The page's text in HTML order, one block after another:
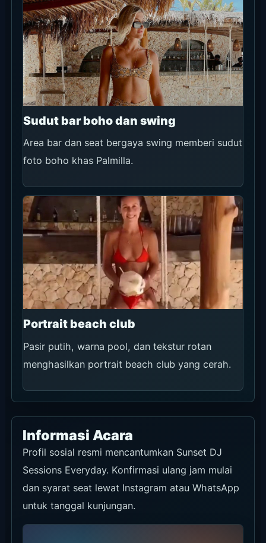
Sudut bar boho dan swing
Area bar dan seat bergaya swing memberi sudut
foto boho khas Palmilla.
Portrait beach club
Pasir putih, warna pool, dan tekstur rotan
menghasilkan portrait beach club yang cerah.
Informasi Acara
Profil sosial resmi mencantumkan Sunset DJ
Sessions Everyday. Konfirmasi ulang jam mulai
dan syarat seat lewat Instagram atau WhatsApp
untuk tanggal kunjungan.